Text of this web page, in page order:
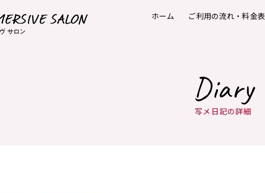
ホーム ご利用の流れ・料金表
Diary
写メ日記の詳細